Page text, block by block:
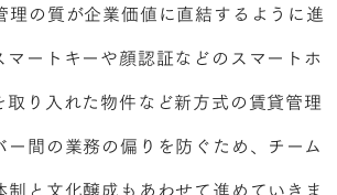
理の質が企業価値に直結するように進
ートキーや顔認証などのスマートホ
取り入れた物件など新方式の賃貸管理
ー間の業務の偏りを防ぐため、チーム
と文化醸成もあわせて進めていきま